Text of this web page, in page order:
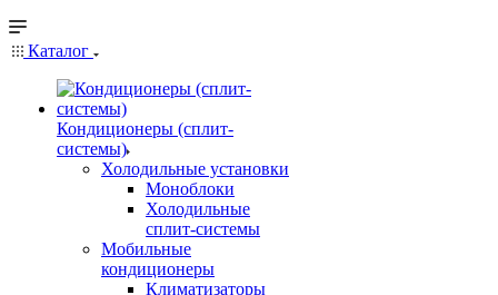
Каталог
Кондиционеры (сплит-
системы)
Холодильные установки
Моноблоки
Холодильные
сплит-системы
Мобильные
кондиционеры
Климатизаторы